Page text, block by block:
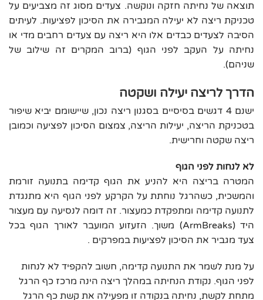
תוצאה של נחיתה חזקה ונוקשה. צעדים מסוג זה מצביעים על
טכניקת ריצה לא יעילה המגבירה את הסיכון לפציעות. לעיתים
הסיבה לצעדים כבדים אלו היא ריצה עם צעדים רחבים מדי או
נחיתה על העקב לפני הגוף (ברוב המקרים זה שילוב של
שניהם).
הדרך לריצה יעילה ושקטה
ישנם 4 דגשים בסיסיים בסגנון ריצה נכון, שיישומם יביא שיפור
בטכניקת הריצה, יעילות הריצה, צמצום הסיכון לפציעה וכמובן
ריצה שקטה וחרישית.
לא לנחות לפני הגוף
המטרה בריצה היא להניע את הגוף קדימה בתנועה זורמת
והמשכית, כשהרגל נוחתת על הקרקע לפני הגוף היא מתנגדת
לתנועה קדימה ומתפקדת כמעצור. זה דומה לנסיעה עם מעצור
היד (ArmBreaks) משוך. הזעזוע המועבר לאורך הגוף בכל
צעד מגביר את הסיכון לפציעות במפרקים .
על מנת לשמר את התנועה קדימה, חשוב להקפיד לא לנחות
לפני הגוף. נקודת הנחיתה במהלך ריצה הינה מרכז כף הרגל
מתחת לקשת, נחיתה בנקודה זו מפעילה את קשת כף הרגל